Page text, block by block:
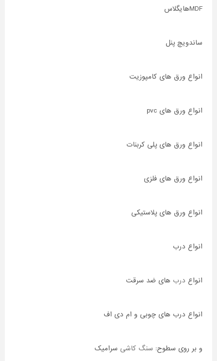
MDFهایگلاس
ساندویچ پنل
انواع ورق های کامپوزیت
انواع ورق های pvc
انواع ورق های پلی کربنات
انواع ورق های فلزی
انواع ورق های پلاستیکی
انواع درب
انواع درب های ضد سرقت
انواع درب های چوبی و ام دی اف
و بر روی سطوح: سنگ کاشی سرامیک